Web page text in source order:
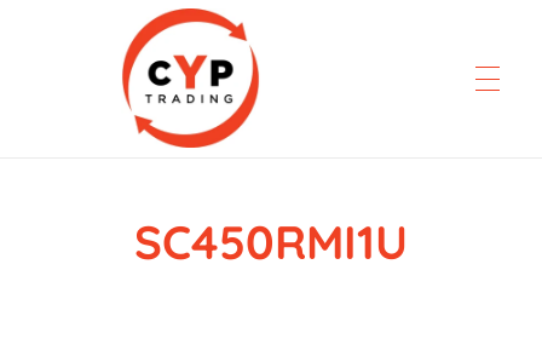
CYP Trading
Professionelle Ersatzteilbeschaffung
SC450RMI1U